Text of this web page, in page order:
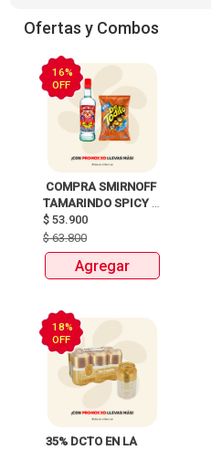
Ofertas y Combos
16%
OFF
COMPRA SMIRNOFF
TAMARINDO SPICY
X750ml Y LLEVATE
DETODITO 165GR o
150GR
$ 53.900
$63.800
Agregar
18%
OFF
35% DCTO EN LA